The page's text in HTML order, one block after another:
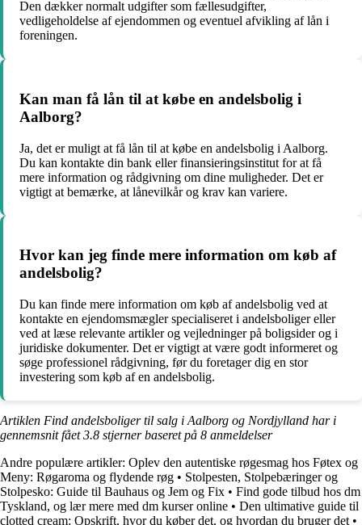
Den dækker normalt udgifter som fællesudgifter,
vedligeholdelse af ejendommen og eventuel afvikling af lån i
foreningen.
Kan man få lån til at købe en andelsbolig i
Aalborg?
Ja, det er muligt at få lån til at købe en andelsbolig i Aalborg.
Du kan kontakte din bank eller finansieringsinstitut for at få
mere information og rådgivning om dine muligheder. Det er
vigtigt at bemærke, at lånevilkår og krav kan variere.
Hvor kan jeg finde mere information om køb af
andelsbolig?
Du kan finde mere information om køb af andelsbolig ved at
kontakte en ejendomsmægler specialiseret i andelsboliger eller
ved at læse relevante artikler og vejledninger på boligsider og i
juridiske dokumenter. Det er vigtigt at være godt informeret og
søge professionel rådgivning, før du foretager dig en stor
investering som køb af en andelsbolig.
Artiklen Find andelsboliger til salg i Aalborg og Nordjylland har i
gennemsnit fået3.8 stjerner baseret på 8 anmeldelser
Andre populære artikler: Oplev den autentiske røgesmag hos Føtex og
Meny: Røgaroma og flydende røg • Stolpesten, Stolpebæringer og
Stolpesko: Guide til Bauhaus og Jem og Fix • Find gode tilbud hos dm
Tyskland, og lær mere med dm kurser online • Den ultimative guide til
clotted cream: Opskrift, hvor du køber det, og hvordan du bruger det •